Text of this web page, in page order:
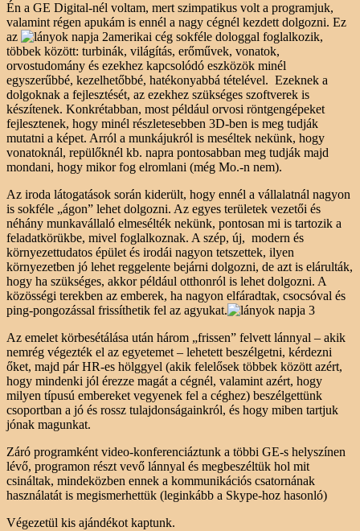
Én a GE Digital-nél voltam, mert szimpatikus volt a programjuk,
valamint régen apukám is ennél a nagy cégnél kezdett dolgozni. Ez
az
amerikai cég sokféle dologgal foglalkozik,
többek között: turbinák, világítás, erőművek, vonatok,
orvostudomány és ezekhez kapcsolódó eszközök minél
egyszerűbbé, kezelhetőbbé, hatékonyabbá tételével. Ezeknek a
dolgoknak a fejlesztését, az ezekhez szükséges szoftverek is
készítenek. Konkrétabban, most például orvosi röntgengépeket
fejlesztenek, hogy minél részletesebben 3D-ben is meg tudják
mutatni a képet. Arról a munkájukról is meséltek nekünk, hogy
vonatoknál, repülőknél kb. napra pontosabban meg tudják majd
mondani, hogy mikor fog elromlani (még Mo.-n nem).
Az iroda látogatások során kiderült, hogy ennél a vállalatnál nagyon
is sokféle „ágon” lehet dolgozni. Az egyes területek vezetői és
néhány munkavállaló elmesélték nekünk, pontosan mi is tartozik a
feladatkörükbe, mivel foglalkoznak. A szép, új, modern és
környezettudatos épület és irodái nagyon tetszettek, ilyen
környezetben jó lehet reggelente bejárni dolgozni, de azt is elárulták,
hogy ha szükséges, akkor például otthonról is lehet dolgozni. A
közösségi terekben az emberek, ha nagyon elfáradtak, csocsóval és
ping-pongozással frissíthetik fel az agyukat.
Az emelet körbesétálása után három „frissen” felvett lánnyal – akik
nemrég végezték el az egyetemet – lehetett beszélgetni, kérdezni
őket, majd pár HR-es hölggyel (akik felelősek többek között azért,
hogy mindenki jól érezze magát a cégnél, valamint azért, hogy
milyen típusú embereket vegyenek fel a céghez) beszélgettünk
csoportban a jó és rossz tulajdonságainkról, és hogy miben tartjuk
jónak magunkat.
Záró programként video-konferenciáztunk a többi GE-s helyszínen
lévő, programon részt vevő lánnyal és megbeszéltük hol mit
csináltak, mindeközben ennek a kommunikációs csatornának
használatát is megismerhettük (leginkább a Skype-hoz hasonló)
Végezetül kis ajándékot kaptunk.